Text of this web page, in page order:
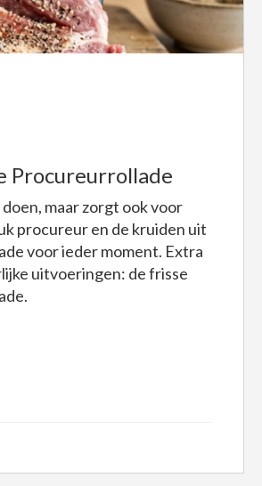
Procureurrollade
maar zorgt ook voor
procureur en de kruiden uit
voor ieder moment. Extra
uitvoeringen: de frisse